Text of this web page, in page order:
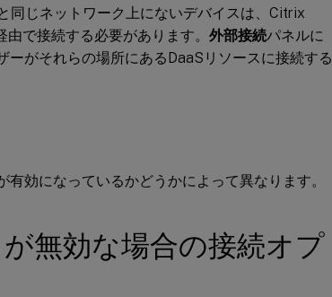
同じネットワーク上にないデバイスは、Citrix
で接続する必要があります。 外部接続パネルに
がそれらの場所にあるDaaSリソースに接続する
有効になっているかどうかによって異なります。
無効な場合の接続オプ